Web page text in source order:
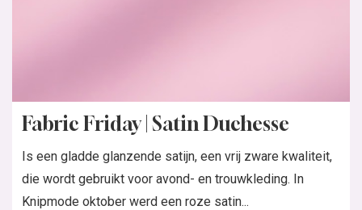
Fabric Friday | Satin Duchesse
Is een gladde glanzende satijn, een vrij zware kwaliteit,
die wordt gebruikt voor avond- en trouwkleding. In
Knipmode oktober werd een roze satin...